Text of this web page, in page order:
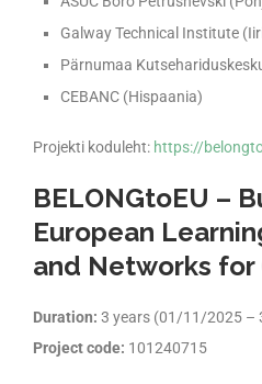
Galway Technical Institute
Pärnumaa
CEBANC (Hispaania)
Projekti koduleht: https://
BELONGtoEU –
European
and Networks for
Duration: 3 years (01/11/2025 –
Project code: 101240715